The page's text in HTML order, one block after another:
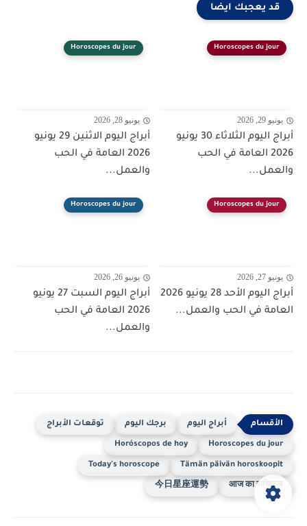
قد يعجبك ايضا
Horoscopes du jour
يونيو 29, 2026
أبراج اليوم الثلاثاء 30 يونيو
2026 العامة في الحب
والعمل...
Horoscopes du jour
يونيو 28, 2026
أبراج اليوم الاثنين 29 يونيو
2026 العامة في الحب
والعمل...
Horoscopes du jour
يونيو 27, 2026
أبراج اليوم الأحد 28 يونيو 2026
العامة في الحب والعمل...
Horoscopes du jour
يونيو 26, 2026
أبراج اليوم السبت 27 يونيو
2026 العامة في الحب
والعمل...
أبراج اليوم برجك اليوم توقعات الأبراج
Horoscopes du jour
Horóscopos de hoy
Tämän päivän horoskoopit
Today's horoscope
आज का राशिफल
今日星座運勢